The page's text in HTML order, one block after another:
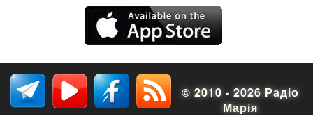
© 2010 - 2026 Радіо
Марія